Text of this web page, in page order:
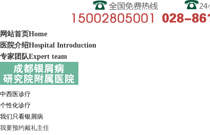
网站首页Home
医院介绍Hospital Introduction
专家团队Expert team
中西医诊疗
个性化诊疗
我们只看银屑病
我要预约戴礼主任